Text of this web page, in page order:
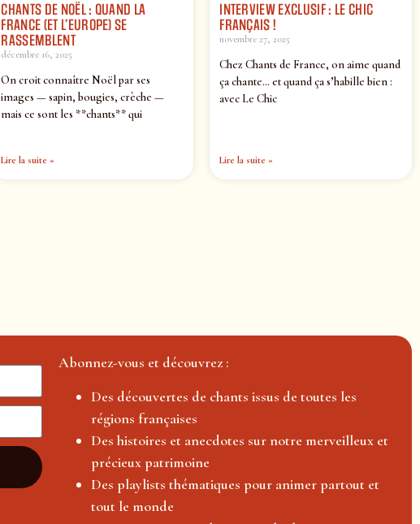
CHANTS DE NOËL : QUAND LA
FRANCE (ET L’EUROPE) SE
RASSEMBLENT
décembre 16, 2025
On croit connaître Noël par ses
images — sapin, bougies, crèche —
mais ce sont les **chants** qui
Lire la suite »
INTERVIEW EXCLUSIF : LE CHIC
FRANÇAIS !
novembre 27, 2025
Chez Chants de France, on aime quand
ça chante… et quand ça s’habille bien :
avec Le Chic
Lire la suite »
Abonnez-vous et découvrez :
Des découvertes de chants issus de toutes les
régions françaises
Des histoires et anecdotes sur notre merveilleux et
précieux patrimoine
Des playlists thématiques pour animer partout et
tout le monde